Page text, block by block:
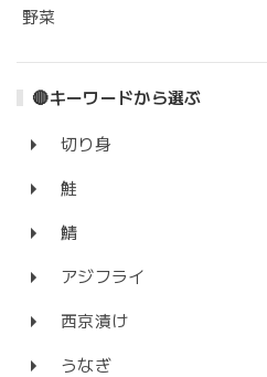
野菜
🔴キーワードから選ぶ
切り身
鮭
鯖
アジフライ
西京漬け
うなぎ